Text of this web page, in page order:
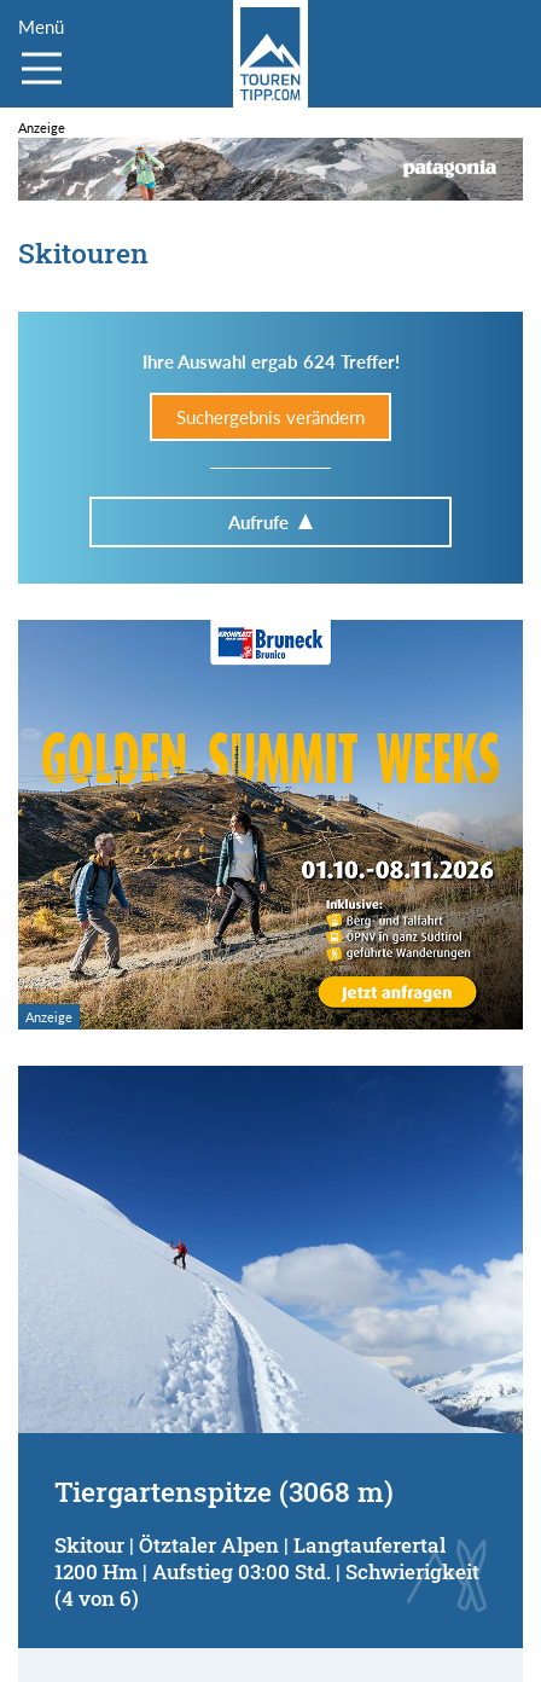
Menü
Skitouren
Ihre Auswahl ergab 624 Treffer!
Suchergebnis verändern
Aufrufe
Im Tourenarchiv suchen
Region:
Gebirge:
Art der Tour:
Kondition (Tourdauer):
Tiergartenspitze (3068 m)
Skitour | Ötztaler Alpen | Langtauferertal
1200 Hm | Aufstieg 03:00 Std. | Schwierigkeit
(4 von 6)